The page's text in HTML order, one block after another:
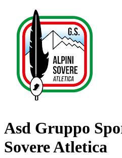
Asd Gruppo
Sovere Atletica